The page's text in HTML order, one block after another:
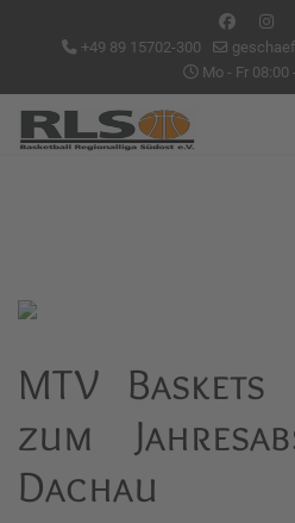
+49 89 15702-300
Mo - Fr 08:00
MTV
zum
Dachau